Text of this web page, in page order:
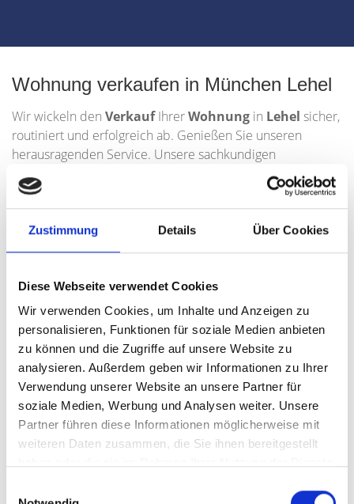
Zustimmung Details Über Cookies
Diese Webseite verwendet Cookies
Wir verwenden Cookies, um Inhalte und Anzeigen zu
personalisieren, Funktionen für soziale Medien anbieten
zu können und die Zugriffe auf unsere Website zu
analysieren. Außerdem geben wir Informationen zu Ihrer
Verwendung unserer Website an unsere Partner für
soziale Medien, Werbung und Analysen weiter. Unsere
Partner führen diese Informationen möglicherweise mit
weiteren Daten zusammen, die Sie ihnen bereitgestellt
Wohnung verkaufen in München Lehel
Wir wickeln den VerkaufIhrerWohnung in Lehel sicher,
routiniert und erfolgreich ab. Genießen Sie unseren
herausragenden Service. Unsere sachkundigen
Immobilienmakler beraten Sie in der Vorbereitungsphase
individuell und umfangreich zu allen wichtigen Themen
wieTerminfestlegungenodersteuerliche
Unterschiedeund erstellen alle
relevanten
Dokumente.
Wir möchten potenzielle Käufer von der Qualität Ihrer
Immobilie überzeugen. Dafür erstellen wir hochwertige
Fotos, anschauliche Angaben zurWohn- und
Nutzflächesowie frischeGrundrisse. Auf diese Weise
präsentieren wir die Wohnung werbewirksam. Zudem
gehen wir auf Themen wieÜbergabe,
ZahlungsabwicklungoderKaufvertragein. So sind Sie
immer gut im Bilde und vor unangenehmen
Überraschungen sicher.